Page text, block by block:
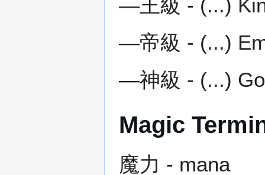
―王級 - (...)
―帝級 - (...)
―神級 - (...)
Magic
魔力 - mana